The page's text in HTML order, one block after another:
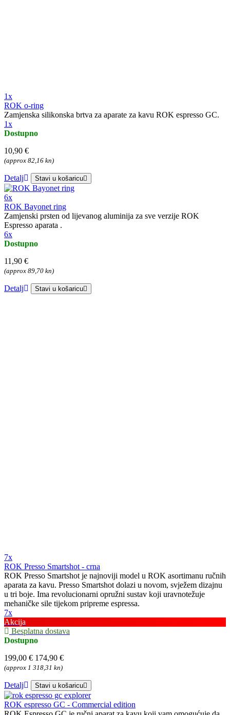
1x
ROK o-ring
Zamjenska silikonska brtva za aparate za kavu ROK espresso GC.
1x
Dostupno
10,90 €
(approx 82,16 kn)
Detalj Stavi u košaricu
6x
ROK Bayonet ring
Zamjenski prsten od lijevanog aluminija za sve verzije ROK
Espresso aparata .
6x
Dostupno
11,90 €
(approx 89,70 kn)
Detalj Stavi u košaricu
7x
ROK Presso Smartshot - crna
ROK Presso Smartshot je najnoviji model u ROK asortimanu ručnih
aparata za kavu. Presso Smartshot dolazi u novom, svježem dizajnu
u tri boje. Ima revolucionarni opružni sustav koji uravnotežuje
mehaničke sile tijekom pripreme espressa.
7x
Akcija
Besplatna dostava
Dostupno
199,00 € 174,90 €
(approx 1 318,31 kn)
Detalj Stavi u košaricu
ROK espresso GC - Commercial edition